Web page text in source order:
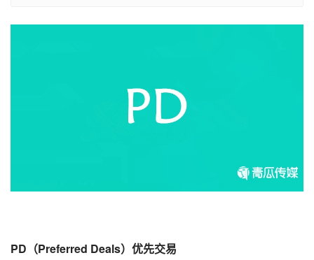
PD （Preferred Deals）优先交易